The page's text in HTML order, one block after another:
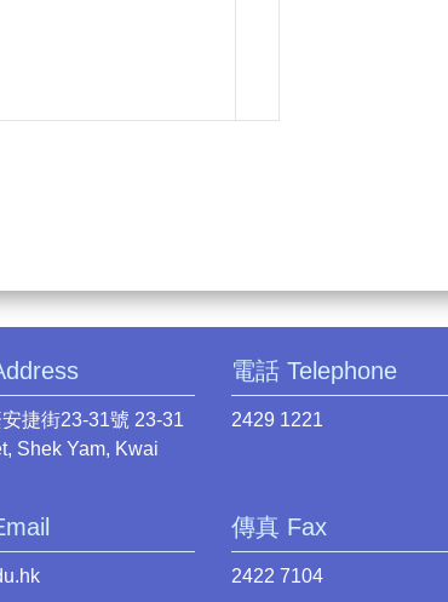
捷街23-31號 23-31
Shek Yam, Kwai
電話 Telephone
2429 1221
傳真 Fax
2422 7104